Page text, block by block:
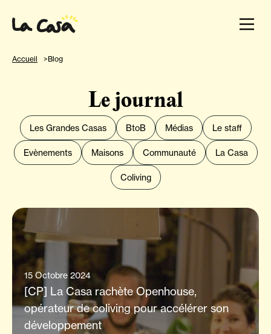
Accueil Blog
Le journal
Les Grandes Casas BtoB Médias Le staff
Evènements Maisons Communauté La Casa
Coliving
15 Octobre 2024
[CP] La Casa rachète Openhouse,
opérateur de coliving pour accélérer son
développement